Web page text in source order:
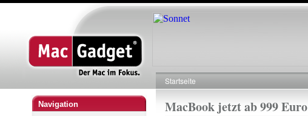
Navigation
Pfadnavigation
Startseite
MacBook jetzt ab 999 Euro